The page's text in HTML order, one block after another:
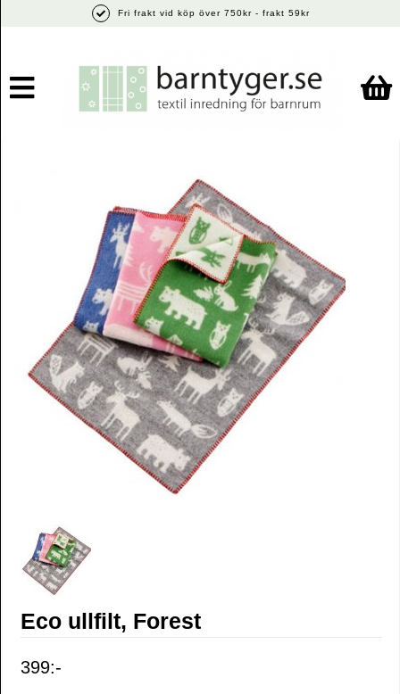
Fri frakt vid köp över 750kr - frakt 59kr
Eco ullfilt, Forest
399:-